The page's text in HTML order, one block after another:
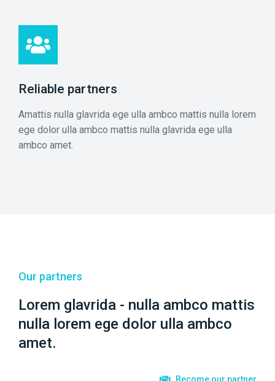
Reliable partners
Amattis nulla glavrida ege ulla ambco mattis nulla lorem
ege dolor ulla ambco mattis nulla glavrida ege ulla
ambco amet.
Our partners
Lorem glavrida - nulla ambco mattis
nulla lorem ege dolor ulla ambco
amet.